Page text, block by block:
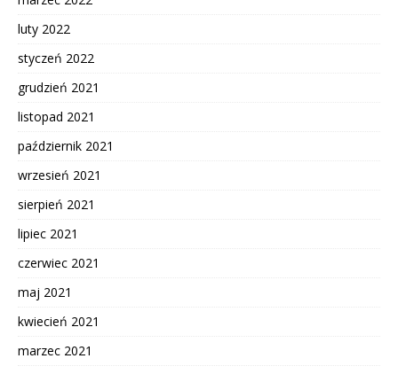
luty 2022
styczeń 2022
grudzień 2021
listopad 2021
październik 2021
wrzesień 2021
sierpień 2021
lipiec 2021
czerwiec 2021
maj 2021
kwiecień 2021
marzec 2021